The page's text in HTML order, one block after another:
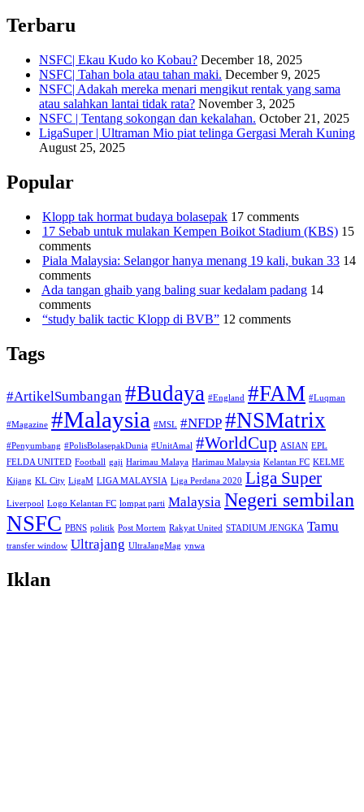
Terbaru
NSFC| Ekau Kudo ko Kobau? December 18, 2025
NSFC| Tahan bola atau tahan maki. December 9, 2025
NSFC| Adakah mereka menari mengikut rentak yang sama
atau salahkan lantai tidak rata? November 3, 2025
NSFC | Tentang sokongan dan kekalahan. October 21, 2025
LigaSuper | Ultraman Mio piat telinga Gergasi Merah Kuning
August 25, 2025
Popular
Klopp tak hormat budaya bolasepak 17 comments
17 Sebab untuk mulakan Kempen Boikot Stadium (KBS) 15
comments
Piala Malaysia: Selangor hanya menang 19 kali, bukan 33 14
comments
Ada tangan ghaib yang baling suar kedalam padang 14
comments
“study balik tactic Klopp di BVB” 12 comments
Tags
#ArtikelSumbangan #Budaya #England #FAM #Luqman
#Magazine #Malaysia #MSL #NFDP #NSMatrix
#Penyumbang #PolisBolasepakDunia #UnitAmal #WorldCup ASIAN EPL
FELDA UNITED Football gaji Harimau Malaya Harimau Malaysia Kelantan FC KELME
Kijang KL City LigaM LIGA MALAYSIA Liga Perdana 2020 Liga Super
Liverpool Logo Kelantan FC lompat parti Malaysia Negeri sembilan
NSFC PBNS politik Post Mortem Rakyat United STADIUM JENGKA Tamu
transfer window Ultrajang UltraJangMag ynwa
Iklan